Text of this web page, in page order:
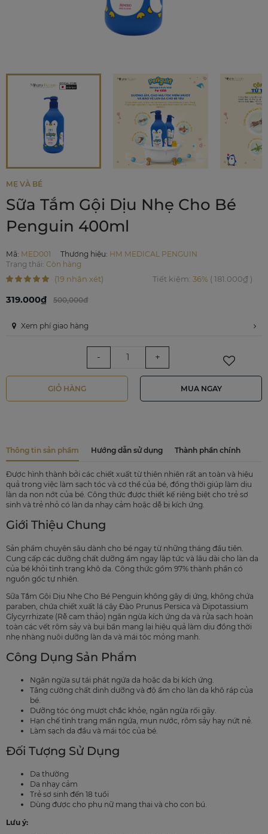
MẸ VÀ BÉ
Sữa Tắm Gội Dịu Nhẹ Cho Bé
Penguin 400ml
Mã: MED001 Thương hiệu: HM MEDICAL PENGUIN
Trạng thái: Còn hàng
(19 nhận xét) Tiết kiệm: 36% (181.000₫)
319.000₫ 500,000đ
Xem phí giao hàng
- +
GIỎ HÀNG MUA NGAY
Thông tin sản phẩm Hướng dẫn sử dụng Thành phần chính
Được hình thành bởi các chiết xuất từ thiên nhiên rất an toàn và hiệu
quả trong việc làm sạch tóc và cơ thể của bé, đồng thời giúp làm dịu
làn da non nớt của bé. Công thức được thiết kế riêng biệt cho trẻ sơ
sinh và trẻ nhỏ có làn da nhạy cảm hoặc dễ bị kích ứng.
Giới Thiệu Chung
Sản phẩm chuyên sâu dành cho bé ngay từ những tháng đầu tiên.
Cung cấp các dưỡng chất dưỡng ẩm ngay lập tức và lâu dài cho làn da
của bé khỏi tình trạng khô da. Công thức gồm 97% thành phần có
nguồn gốc tự nhiên.
Sữa Tắm Gội Dịu Nhẹ Cho Bé Penguin không gây dị ứng, không chứa
paraben, chứa chiết xuất lá cây Đào Prunus Persica và Dipotassium
Glycyrrhizate (Rễ cam thảo) ngăn ngừa kích ứng da và rửa sạch hoàn
toàn các vết rôm sảy và bụi bẩn mang lại hiệu quả làm dịu đồng thời
nhẹ nhàng nuôi dưỡng làn da và mái tóc mỏng manh.
Công Dụng Sản Phẩm
Ngăn ngừa sự tái phát ngứa da hoặc da bị kích ứng.
Tăng cường chất dinh dưỡng và độ ẩm cho làn da khô ráp của
bé.
Dưỡng tóc óng mượt chắc khỏe, ngăn ngừa rối gãy.
Hạn chế tình trạng mẩn ngứa, mụn nước, rôm sảy hay nứt nẻ.
Làm sạch da đầu và mái tóc của bé.
Đối Tượng Sử Dụng
Da thường
Da nhạy cảm
Trẻ sơ sinh đến 18 tuổi
Dùng được cho phụ nữ mang thai và cho con bú.
Lưu ý: